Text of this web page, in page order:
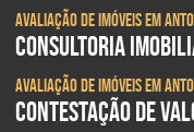
Avaliação de imóveis em
CONSULTORIA
Avaliação de imóveis em
CONTESTAÇÃO DE